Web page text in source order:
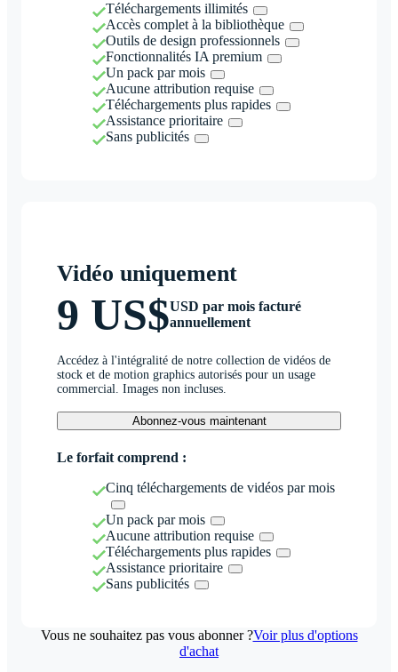
Téléchargements illimités
Accès complet à la bibliothèque
Outils de design professionnels
Fonctionnalités IA premium
Un pack par mois
Aucune attribution requise
Téléchargements plus rapides
Assistance prioritaire
Sans publicités
Vidéo uniquement
9 US$USD par mois facturé
annuellement
Accédez à l'intégralité de notre collection de vidéos de
stock et de motion graphics autorisés pour un usage
commercial. Images non incluses.
Abonnez-vous maintenant
Le forfait comprend :
Cinq téléchargements de vidéos par mois
Un pack par mois
Aucune attribution requise
Téléchargements plus rapides
Assistance prioritaire
Sans publicités
Vous ne souhaitez pas vous abonner ?Voir plus d'options
d'achat